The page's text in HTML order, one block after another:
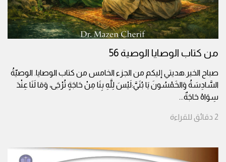
من كتاب الوصايا الوصية 56
صباح الخير.هديتي إليكم من الجزء الخامس من كتاب الوصايا. الوصيّةُ
السَّادِسَةُ وَالخَمْسُونَ يَا بُنَيَّ:لَيْسَ لِلَّهِ بِنَا مِنْ حَاجَةٍ تُرْجَى، وَمَا لَنَا عِنْدَ
سِوَاهُ حَاجَةٌ...
2 دقائق للقراءة